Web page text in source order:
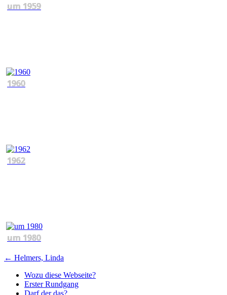
um 1959
1960
1962
um 1980
Beitragsnavigation
← Helmers, Linda
Wozu diese Webseite?
Erster Rundgang
Darf der das?